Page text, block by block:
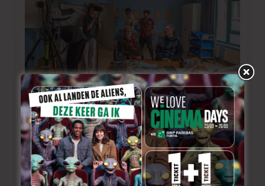
Josse De Pauw en Peter Van den Begin op de set van
Zondag de Negenste
Gesteund door vele handen
Zondag de Negensteis een productie vanPanenka,
met steun van hetVAF, in coproductie metIsabella
FilmsenVRT1. De film kwam tot stand dankzij steun van
onder andereScreen Flanders, Creative Europe,